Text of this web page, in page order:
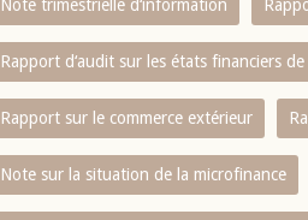
Note trimestrielle d‘information
Rapport d‘audit sur les états financiers de
Rapport sur le commerce extérieur
Note sur la situation de la microfinance